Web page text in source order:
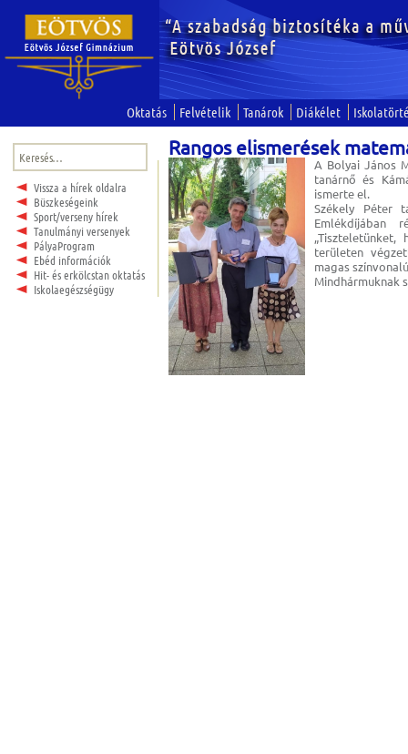
Oktatás Felvételik Tanárok Diákélet
Keresés:
Vissza a hírek oldalra
Büszkeségeink
Sport/verseny hírek
Tanulmányi versenyek
PályaProgram
Ebéd információk
Hit- és erkölcstan oktatás
Iskolaegészségügy
Rangos elismerések
A Bolyai János
tanárnő és
ismerte el.
Székely Péter
Emlékdíjában
területen
magas
Mindhármuknak